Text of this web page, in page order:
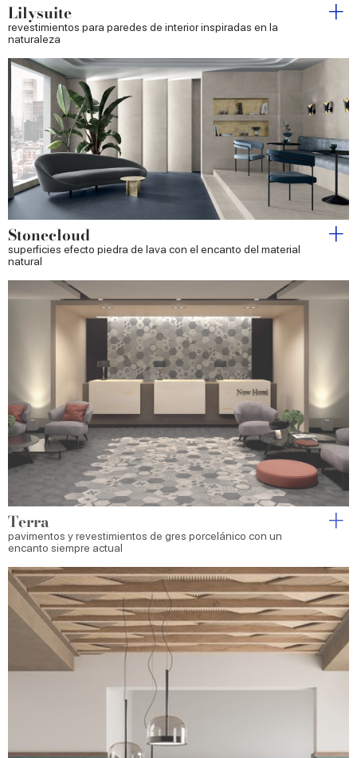
Lilysuite
revestimientos para paredes de interior inspiradas en la
naturaleza
Stonecloud
superficies efecto piedra de lava con el encanto del material
natural
Terra
pavimentos y revestimientos de gres porcelánico con un
encanto siempre actual